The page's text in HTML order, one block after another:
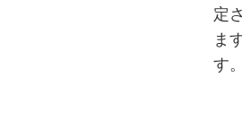
定
ま
す。